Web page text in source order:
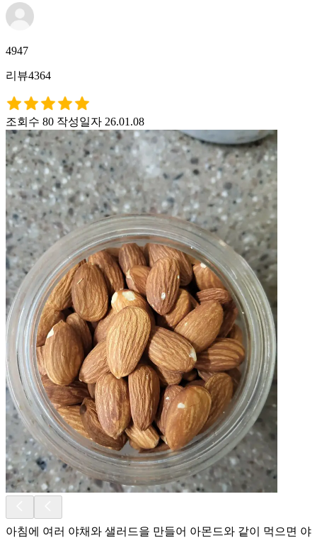
4947
리뷰4364
조회수 80 작성일자 26.01.08
아침에 여러 야채와 샐러드을 만들어 아몬드와 같이 먹으면 야